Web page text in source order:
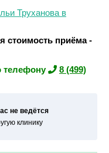
Труханова в
стоимость приёма -
телефону
8 (499)
не ведётся
клинику